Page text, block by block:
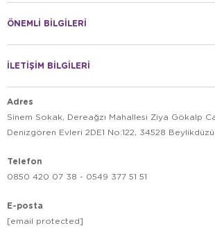
ÖNEMLİ BİLGİLERİ
İLETİŞİM BİLGİLERİ
Adres
Sinem Sokak, Dereağzı Mahallesi Ziya Gökalp
Denizgören Evleri 2DE1 No:122, 34528
Telefon
0850 420 07 38 - 0549 377 51 51
E-posta
[email protected]